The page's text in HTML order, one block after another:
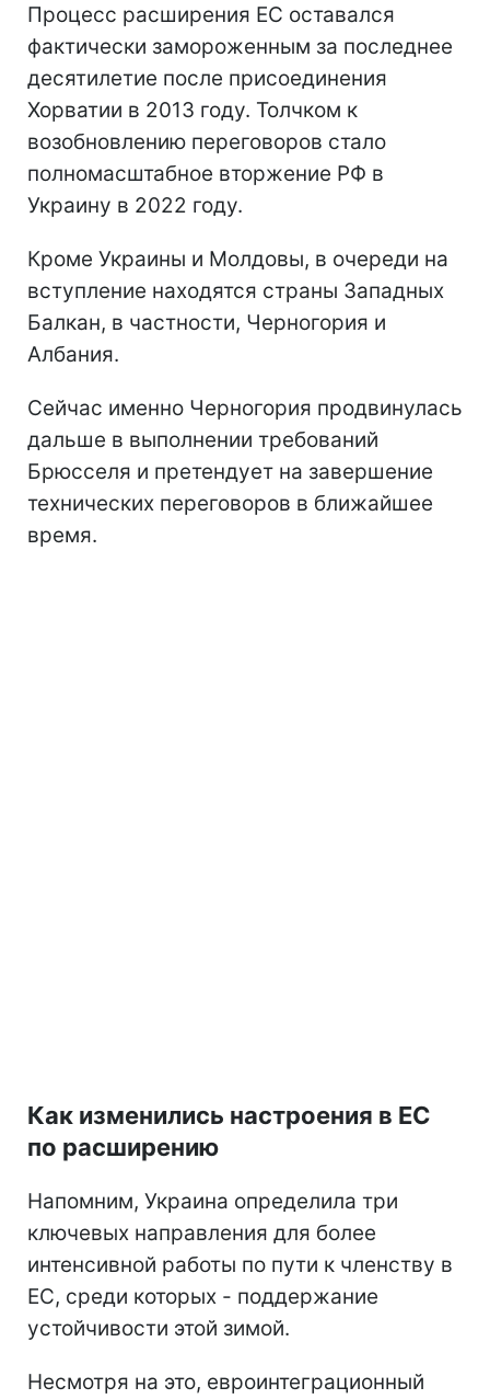
Процесс расширения ЕС оставался
фактически замороженным за последнее
десятилетие после присоединения
Хорватии в 2013 году. Толчком к
возобновлению переговоров стало
полномасштабное вторжение РФ в
Украину в 2022 году.
Кроме Украины и Молдовы, в очереди на
вступление находятся страны Западных
Балкан, в частности, Черногория и
Албания.
Сейчас именно Черногория продвинулась
дальше в выполнении требований
Брюсселя и претендует на завершение
технических переговоров в ближайшее
время.
Как изменились настроения в ЕС
по расширению
Напомним, Украина определила три
ключевых направления для более
интенсивной работы по пути к членству в
ЕС, среди которых - поддержание
устойчивости этой зимой.
Несмотря на это, евроинтеграционный